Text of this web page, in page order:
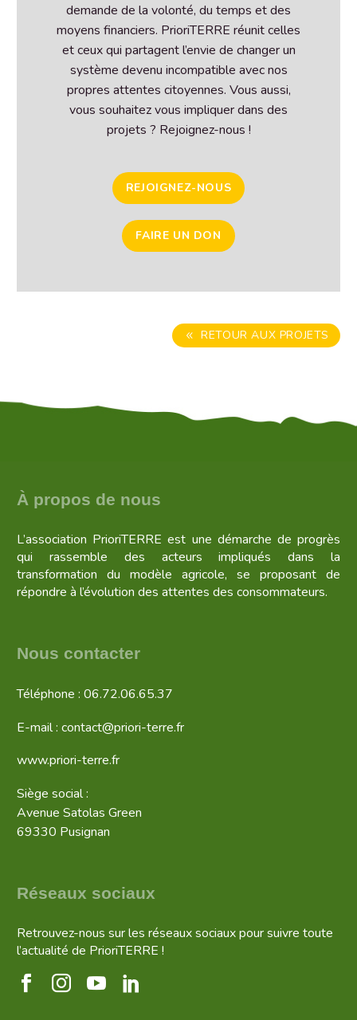
demande de la volonté, du temps et des
moyens financiers. PrioriTERRE réunit celles
et ceux qui partagent l’envie de changer un
système devenu incompatible avec nos
propres attentes citoyennes. Vous aussi,
vous souhaitez vous impliquer dans des
projets ? Rejoignez-nous !
REJOIGNEZ-NOUS
FAIRE UN DON
8 RETOUR AUX PROJETS
À propos de nous
L’association PrioriTERRE est une démarche de progrès
qui rassemble des acteurs impliqués dans la
transformation du modèle agricole, se proposant de
répondre à l’évolution des attentes des consommateurs.
Nous contacter
Téléphone : 06.72.06.65.37
E-mail : contact@priori-terre.fr
www.priori-terre.fr
Siège social :
Avenue Satolas Green
69330 Pusignan
Réseaux sociaux
Retrouvez-nous sur les réseaux sociaux pour suivre toute
l’actualité de PrioriTERRE !